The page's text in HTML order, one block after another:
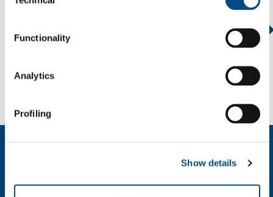
Selection
Functionality
Analytics
Profiling
Show details
SOSTENIBILITÀ